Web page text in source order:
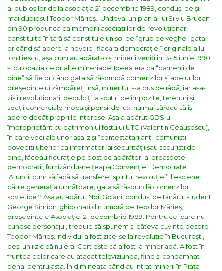
al dubioșilor de la asociația 21 decembrie 1989, conduși de și
mai dubiosul Teodor Mãrieș. Undeva, un plan al lui Silviu Brucan
din 90 propunea ca membrii asociațiilor de revoluționari
constituite în țarã sã constituie un soi de “grup de veghe” gata
oricând sã apere la nevoie “flacãra democrației” originale a lui
Ion Iliescu, așa cum au apãrat-o și minerii veniți în 13-15 iunie 1990
și cu ocazia celorlalte mineriade. Ideea era ca “oamenii de
bine” sã fie oricând gata sã rãspundã comenzilor și apelurilor
președintelui zâmbãreț. Însã, mineritul s-a dus de râpã, iar așa-
zișii revoluționari, dedulciți la scutiri de impozite, terenuri și
spații comerciale moca și pensii de lux, nu mai sãreau sã își
apere decât propriile interese. Așa a apãrut GDS-ul –
împroprietãrit cu patrimoniul fostului UTC (Valentin Ceaușescu),
în care voci ale unor așa-ziși “contestatari anti-comuniști”
dovediți ulterior ca informatori ai securitãții sau securiști de
bine, fãceau figurație pe post de apãrãtori ai proaspetei
democrații, furnizându-ne țeapa Convenției Democrate.
Atunci, cum sã facã sã transfere “spiritul revoluției” iliesciene
cãtre generația urmãtoare, gata sã rãspundã comenzilor
sovietice ? Așa au apãrut Noii Golani, conduși de tânãrul student
George Simion, ghidonați din umbrã de Teodor Mãrieș,
președintele Asociației 21 decembrie 1989. Pentru cei care nu
cunosc personajul, trebuie sã spunem și câteva cuvinte despre
Teodor Mãrieș. Individul a fost zice-se la revoluție în București,
deși unii zic cã nu era. Cert este cã a fost la mineriadã. A fost în
fruntea celor care au atacat televiziunea, fiind și condamnat
penal pentru asta. În dimineața când au intrat minerii în Piața